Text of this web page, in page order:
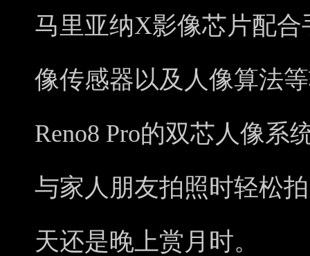
马里亚纳X影像芯片配
像传感器以及人像算法
Reno8 Pro的双芯人像系
与家人朋友拍照时轻松
天还是晚上赏月时。